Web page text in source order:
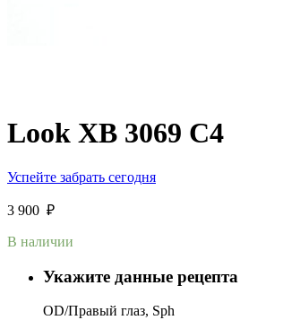
Look XB 3069 C4
Успейте забрать сегодня
3 900 ₽
В наличии
Укажите данные рецепта
OD/Правый глаз, Sph